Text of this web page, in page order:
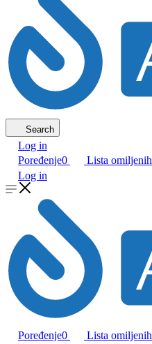
Search
Log in
Poređenje0 Lista omiljenih
Log in
Poređenje0 Lista omiljenih